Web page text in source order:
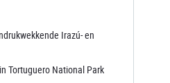
Irazú- en
Tortuguero National Park